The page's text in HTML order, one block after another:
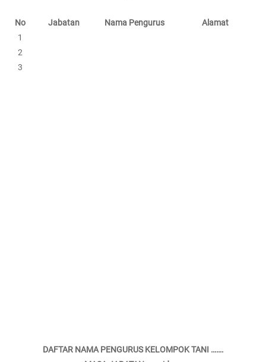
No Jabatan Nama Pengurus
Alamat
1
2
3
DAFTAR NAMA PENGURUS KELOMPOK TANI …….